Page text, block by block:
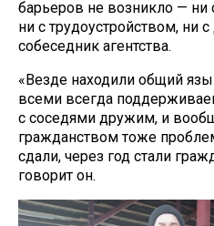
барьеров не возникло —
ни с трудоустройством, ни
собеседник агентства.
«Везде находили общий
всеми всегда
с соседями дружим, и
гражданством тоже
сдали, через год стали
говорит он.